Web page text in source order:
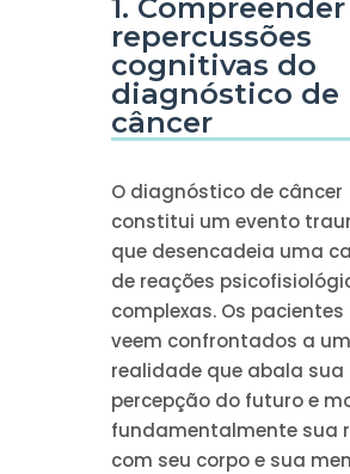
1. Compreender
repercussões
cognitivas do
diagnóstico de
câncer
O diagnóstico de câncer
constitui um evento
que desencadeia uma
de reações
complexas. Os pacientes
veem confrontados a
realidade que abala sua
percepção do futuro e
fundamentalmente sua
com seu corpo e sua